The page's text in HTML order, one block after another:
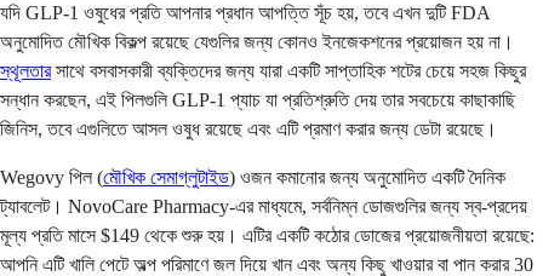
যদি GLP-1 ওষুধের প্রতি আপনার প্রধান আপত্তি সূঁচ হয়, তবে এখন দুটি FDA
অনুমোদিত মৌখিক বিকল্প রয়েছে যেগুলির জন্য কোনও ইনজেকশনের প্রয়োজন হয় না।
স্থূলতারসাথে বসবাসকারী ব্যক্তিদের জন্য যারা একটি সাপ্তাহিক শটের চেয়ে সহজ কিছুর
সন্ধান করছেন, এই পিলগুলি GLP-1 প্যাচ যা প্রতিশ্রুতি দেয় তার সবচেয়ে কাছাকাছি
জিনিস, তবে এগুলিতে আসল ওষুধ রয়েছে এবং এটি প্রমাণ করার জন্য ডেটা রয়েছে।
Wegovy পিল (মৌখিক সেমাগ্লুটাইড) ওজন কমানোর জন্য অনুমোদিত একটি দৈনিক
ট্যাবলেট। NovoCare Pharmacy-এর মাধ্যমে, সর্বনিম্ন ডোজগুলির জন্য স্ব-প্রদেয়
মূল্য প্রতি মাসে $149 থেকে শুরু হয়। এটির একটি কঠোর ডোজের প্রয়োজনীয়তা রয়েছে:
আপনি এটি খালি পেটে অল্প পরিমাণে জল দিয়ে খান এবং অন্য কিছু খাওয়ার বা পান করার 30